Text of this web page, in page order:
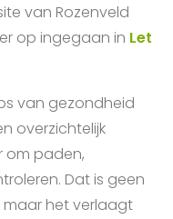
van Rozenveld
op ingegaan in Let
van gezondheid
overzichtelijk
om paden,
Dat is geen
het verlaagt